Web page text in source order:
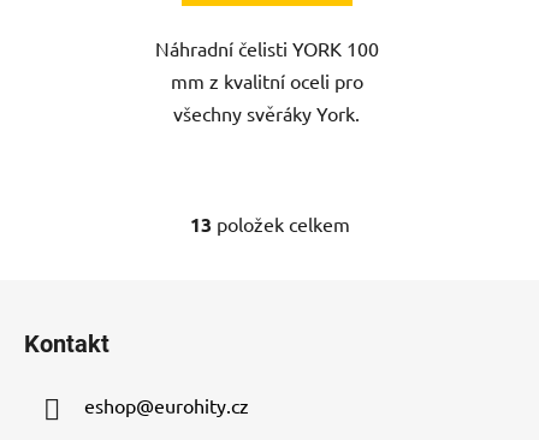
Náhradní čelisti YORK 100
mm z kvalitní oceli pro
všechny svěráky York.
O
13 položek celkem
Kontakt
eshop@eurohity.cz